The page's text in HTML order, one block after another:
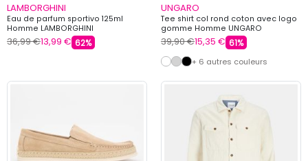
LAMBORGHINI
Eau de parfum sportivo 125ml
Homme LAMBORGHINI
36,99 €13,99 € 62%
UNGARO
Tee shirt col rond coton avec logo
gomme Homme UNGARO
39,90 €15,35 € 61%
+ 6 autres couleurs